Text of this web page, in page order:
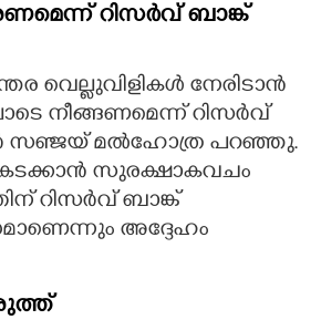
റിസര്‍വ് ബാങ്ക്
വെല്ലുവിളികള്‍ നേരിടാന്‍
നീങ്ങണമെന്ന് റിസര്‍വ്
സഞ്ജയ് മല്‍ഹോത്ര പറഞ്ഞു.
സുരക്ഷാകവചം
റിസര്‍വ് ബാങ്ക്
അദ്ദേഹം